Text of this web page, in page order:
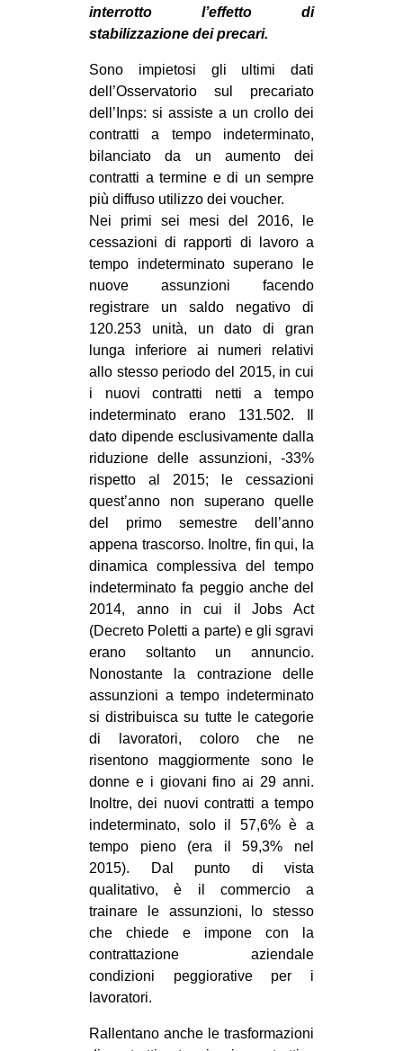
RECENSIONI
AFRICA
AMERICHE
ESTREMO ORIENTE
EUROPA
MEDIO ORIENTE
EVENTI
in
Fb
tw
bsky
ms
SEARCH
interrotto l’effetto di
stabilizzazione dei precari.
Sono impietosi gli ultimi dati
dell’Osservatorio sul precariato
dell’Inps: si assiste a un crollo dei
contratti a tempo indeterminato,
bilanciato da un aumento dei
contratti a termine e di un sempre
più diffuso utilizzo dei voucher.
Nei primi sei mesi del 2016, le
cessazioni di rapporti di lavoro a
tempo indeterminato superano le
nuove assunzioni facendo
registrare un saldo negativo di
120.253 unità, un dato di gran
lunga inferiore ai numeri relativi
allo stesso periodo del 2015, in cui
i nuovi contratti netti a tempo
indeterminato erano 131.502. Il
dato dipende esclusivamente dalla
riduzione delle assunzioni, -33%
rispetto al 2015; le cessazioni
quest’anno non superano quelle
del primo semestre dell’anno
appena trascorso. Inoltre, fin qui, la
dinamica complessiva del tempo
indeterminato fa peggio anche del
2014, anno in cui il Jobs Act
(Decreto Poletti a parte) e gli sgravi
erano soltanto un annuncio.
Nonostante la contrazione delle
assunzioni a tempo indeterminato
si distribuisca su tutte le categorie
di lavoratori, coloro che ne
risentono maggiormente sono le
donne e i giovani fino ai 29 anni.
Inoltre, dei nuovi contratti a tempo
indeterminato, solo il 57,6% è a
tempo pieno (era il 59,3% nel
2015). Dal punto di vista
qualitativo, è il commercio a
trainare le assunzioni, lo stesso
che chiede e impone con la
contrattazione aziendale
condizioni peggiorative per i
lavoratori.
Rallentano anche le trasformazioni